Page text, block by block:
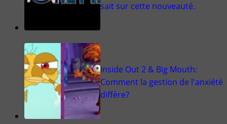
sait sur cette nouveauté.
Inside Out 2 & Big Mouth:
Comment la gestion de l'anxiété
diffère?